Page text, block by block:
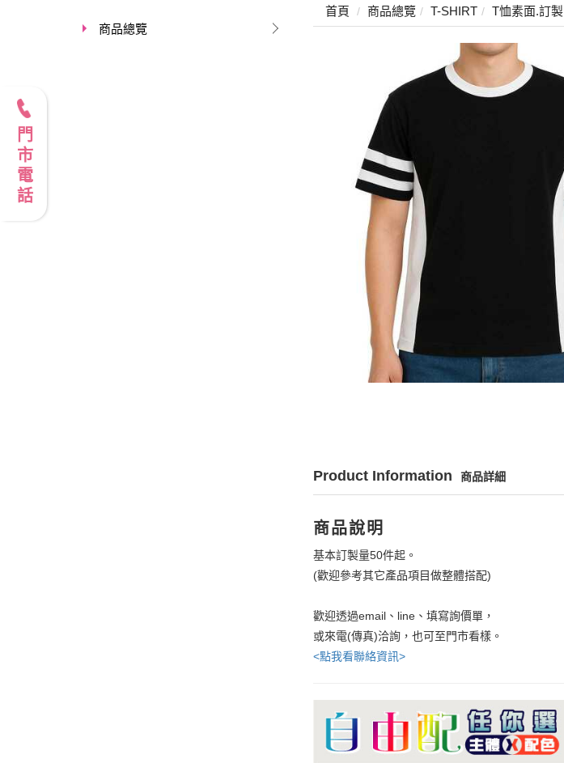
商品總覽
首頁 商品總覽 T-SHIRT T恤素面.訂製
Product Information 商品詳細
商品說明
基本訂製量50件起。
(歡迎參考其它產品項目做整體搭配)
歡迎透過email、line、填寫詢價單，
或來電(傳真)洽詢，也可至門市看樣。
<點我看聯絡資訊>
門市電話